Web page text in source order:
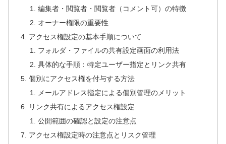
編集者・閲覧者・閲覧者（コメント可）の特徴
オーナー権限の重要性
アクセス権設定の基本手順について
フォルダ・ファイルの共有設定画面の利用法
具体的な手順：特定ユーザー指定とリンク共有
個別にアクセス権を付与する方法
メールアドレス指定による個別管理のメリット
リンク共有によるアクセス権設定
公開範囲の確認と設定の注意点
アクセス権設定時の注意点とリスク管理